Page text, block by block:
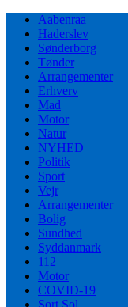
Aabenraa
Haderslev
Sønderborg
Tønder
Arrangementer
Erhverv
Mad
Motor
Natur
NYHED
Politik
Sport
Vejr
Arrangementer
Bolig
Sundhed
Syddanmark
112
Motor
COVID-19
Sort Sol